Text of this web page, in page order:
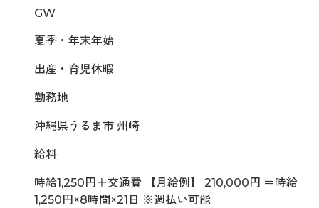
GW
夏季・年末年始
出産・育児休暇
勤務地
沖縄県うるま市 州崎
給料
時給1,250円＋交通費 【月給例】 210,000円 ＝時給
1,250円×8時間×21日 ※週払い可能